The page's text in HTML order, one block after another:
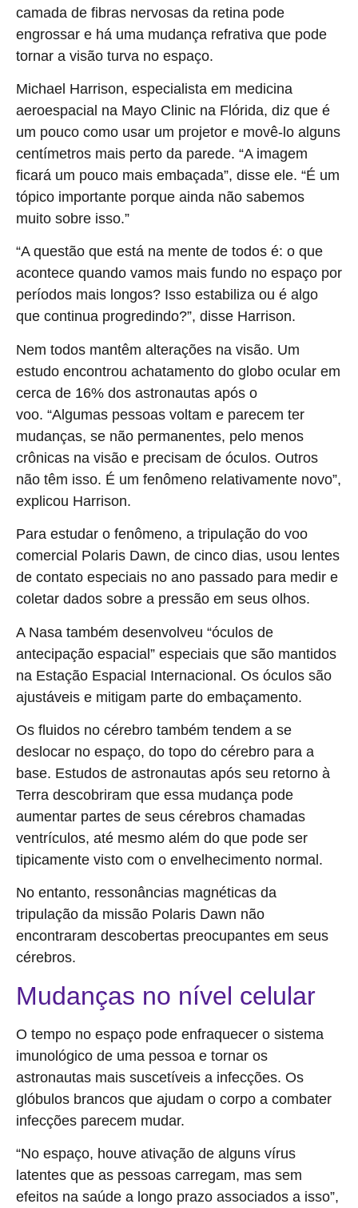
camada de fibras nervosas da retina pode
engrossar e há uma mudança refrativa que pode
tornar a visão turva no espaço.
Michael Harrison, especialista em medicina
aeroespacial na Mayo Clinic na Flórida, diz que é
um pouco como usar um projetor e movê-lo alguns
centímetros mais perto da parede. “A imagem
ficará um pouco mais embaçada”, disse ele. “É um
tópico importante porque ainda não sabemos
muito sobre isso.”
“A questão que está na mente de todos é: o que
acontece quando vamos mais fundo no espaço por
períodos mais longos? Isso estabiliza ou é algo
que continua progredindo?”, disse Harrison.
Nem todos mantêm alterações na visão. Um
estudo encontrou achatamento do globo ocular em
cerca de 16% dos astronautas após o
voo. “Algumas pessoas voltam e parecem ter
mudanças, se não permanentes, pelo menos
crônicas na visão e precisam de óculos. Outros
não têm isso. É um fenômeno relativamente novo”,
explicou Harrison.
Para estudar o fenômeno, a tripulação do voo
comercial Polaris Dawn, de cinco dias, usou lentes
de contato especiais no ano passado para medir e
coletar dados sobre a pressão em seus olhos.
A Nasa também desenvolveu “óculos de
antecipação espacial” especiais que são mantidos
na Estação Espacial Internacional. Os óculos são
ajustáveis e mitigam parte do embaçamento.
Os fluidos no cérebro também tendem a se
deslocar no espaço, do topo do cérebro para a
base. Estudos de astronautas após seu retorno à
Terra descobriram que essa mudança pode
aumentar partes de seus cérebros chamadas
ventrículos, até mesmo além do que pode ser
tipicamente visto com o envelhecimento normal.
No entanto, ressonâncias magnéticas da
tripulação da missão Polaris Dawn não
encontraram descobertas preocupantes em seus
cérebros.
Mudanças no nível celular
O tempo no espaço pode enfraquecer o sistema
imunológico de uma pessoa e tornar os
astronautas mais suscetíveis a infecções. Os
glóbulos brancos que ajudam o corpo a combater
infecções parecem mudar.
“No espaço, houve ativação de alguns vírus
latentes que as pessoas carregam, mas sem
efeitos na saúde a longo prazo associados a isso”,